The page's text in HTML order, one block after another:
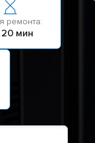
ремонта:
20 мин